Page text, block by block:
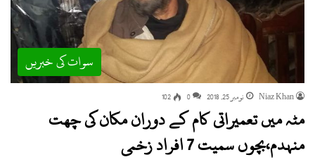
سوات کی خبریں
Niaz Khan نومبر 25, 2018 0
102
مٹہ میں تعمیراتی کام کے دوران مکان کی چھت
منہدم،بچوں سمیت 7 افراد زخمی